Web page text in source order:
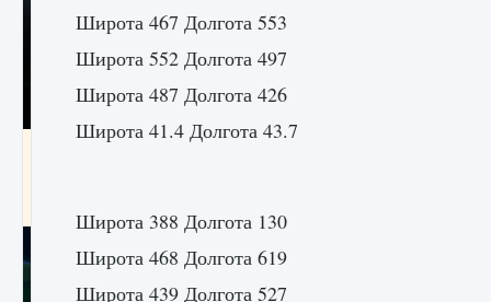
Все новые функции Ultimate Team в EA FC
Широта 467 Долгота 553
Широта 552 Долгота 497
Широта 487 Долгота 426
Широта 41.4 Долгота 43.7
Широта 388 Долгота 130
Широта 468 Долгота 619
Широта 439 Долгота 527